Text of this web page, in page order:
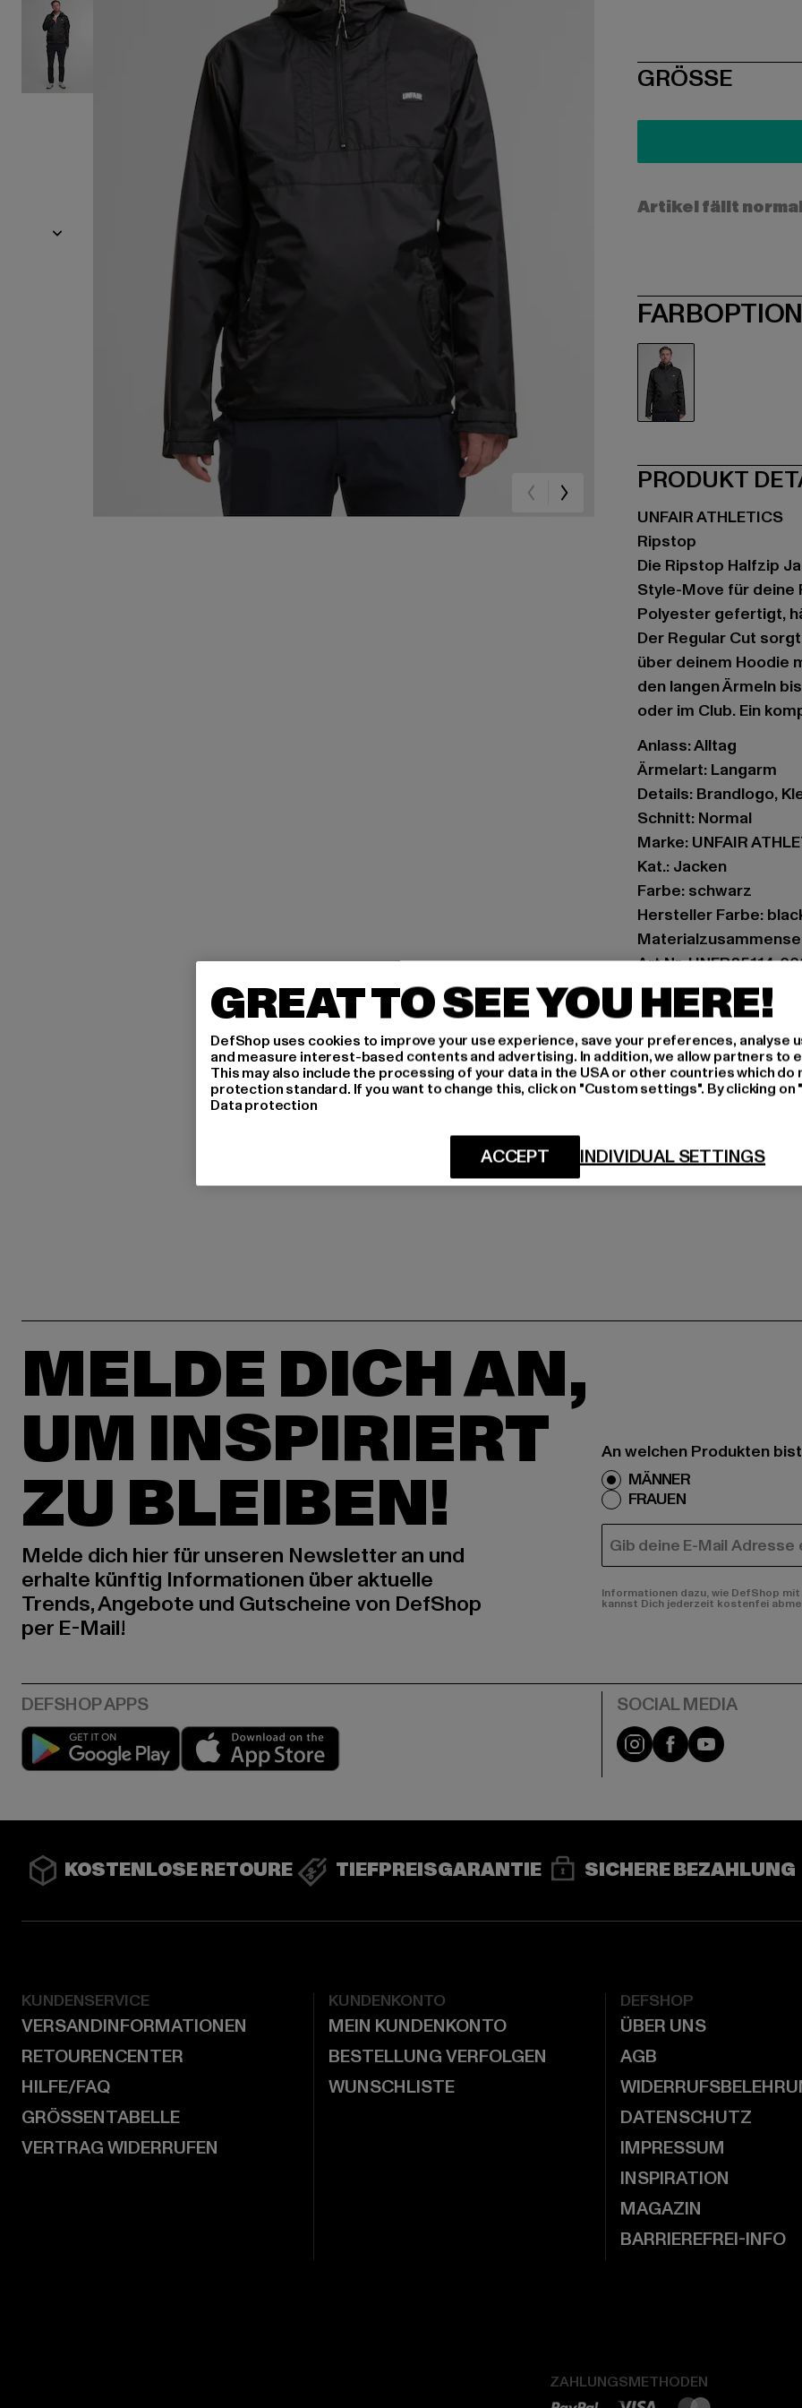
SIZE
GRÖSSE
Artikel fällt
PRODUKT
UNFAIR ATHLETICS
Ripstop
Die Ripstop Halfzip
Style-Move für deine
Polyester gefertigt,
Der Regular Cut
über deinem Hoodie
den langen Ärmeln
oder im Club. Ein
Anlass: Alltag
Ärmelart: Langarm
Details: Brandlogo,
Schnitt: Normal
Marke: UNFAIR
Kat.: Jacken
Farbe: schwarz
Hersteller Farbe:
Art.Nr: UNFR25114-
Hersteller: UTEX
Tulbeckstraße 32 |
GRÖSSE
LIEFERUNG &
MELDE DICH AN,
UM INSPIRIERT
ZU BLEIBEN!
Melde dich hier für unseren Newsletter an und
erhalte künftig Informationen über aktuelle
Trends, Angebote und Gutscheine von DefShop
per E-Mail!
An welchen Produkten
MÄNNER
FRAUEN
E-MAIL
Informationen dazu, wie DefShop
kannst Dich jederzeit kostenfei
Play market Instagram
FacebookYouTube
KOSTENLOSE RETOURE TIEFPREISGARANTIE SICHERE BEZAHLUNG
KUNDENSERVICE
VERSANDINFORMATIONEN
RETOURENCENTER
HILFE/FAQ
GRÖSSENTABELLE
VERTRAG WIDERRUFEN
KUNDENKONTO
MEIN KUNDENKONTO
BESTELLUNG VERFOLGEN
WUNSCHLISTE
DEFSHOP
ÜBER UNS
AGB
DATENSCHUTZ
IMPRESSUM
INSPIRATION
MAGAZIN
BARRIEREFREI-INFO
ZAHLUNGSMETHODEN
GREAT TO SEE YOU HERE!
DefShop uses cookies to improve your use experience, save your preferences, analyse
and measure interest-based contents and advertising. In addition, we allow partners to
This may also include the processing of your data in the USA or other countries which do
protection standard. If you want to change this, click on "Custom settings". By clicking
Data protection
INDIVIDUAL SETTINGS
ACCEPT